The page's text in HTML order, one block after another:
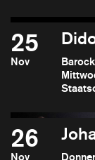
25
Nov
26
Nov